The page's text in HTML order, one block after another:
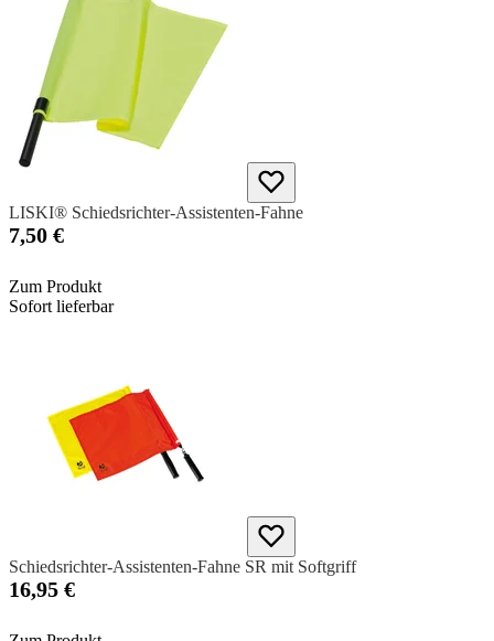
LISKI® Schiedsrichter-Assistenten-Fahne
7,50 €
Zum Produkt
Sofort lieferbar
Schiedsrichter-Assistenten-Fahne SR mit Softgriff
16,95 €